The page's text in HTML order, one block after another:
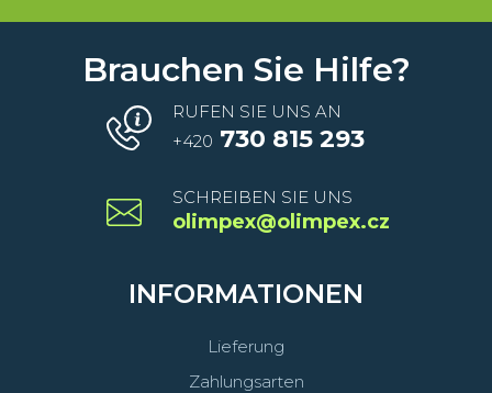
Brauchen Sie Hilfe?
RUFEN SIE UNS AN
+420 730 815 293
SCHREIBEN SIE UNS
olimpex@olimpex.cz
INFORMATIONEN
Lieferung
Zahlungsarten